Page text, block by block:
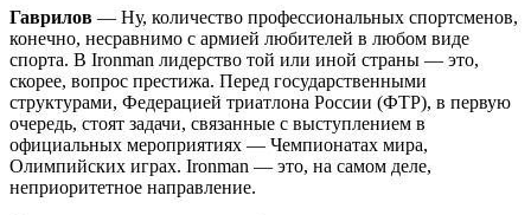
Гаврилов — Ну, количество профессиональных спортсменов,
конечно, несравнимо с армией любителей в любом виде
спорта. В Ironman лидерство той или иной страны — это,
скорее, вопрос престижа. Перед государственными
структурами, Федерацией триатлона России (ФТР), в первую
очередь, стоят задачи, связанные с выступлением в
официальных мероприятиях — Чемпионатах мира,
Олимпийских играх. Ironman — это, на самом деле,
неприоритетное направление.